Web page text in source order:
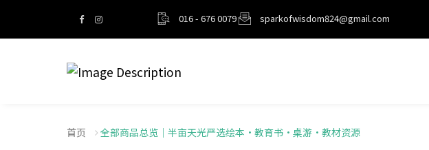
016 - 676 0079 sparkofwisdom824@gmail.com
首页 全部商品总览｜半亩天光严选绘本・教育书・桌游・教材资源